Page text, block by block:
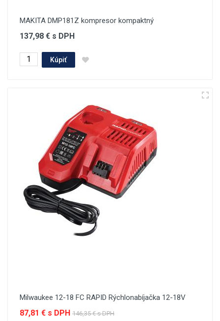
MAKITA DMP181Z kompresor kompaktný
137,98 € s DPH
Kúpiť
Milwaukee 12-18 FC RAPID Rýchlonabíjačka 12-18V
87,81 € s DPH 146,35 € s DPH